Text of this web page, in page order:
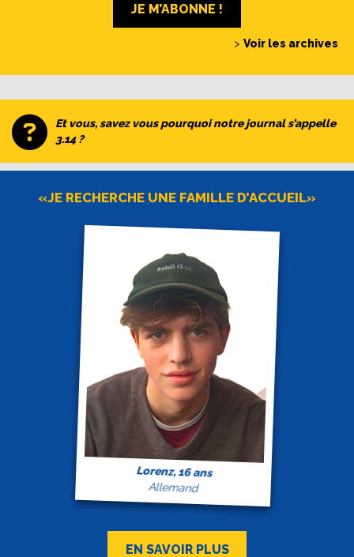
JE M’ABONNE !
> Voir les archives
Et vous, savez vous pourquoi notre journal s’appelle
3.14 ?
«JE RECHERCHE UNE FAMILLE D’ACCUEIL»
Lorenz, 16 ans
Allemand
EN SAVOIR PLUS